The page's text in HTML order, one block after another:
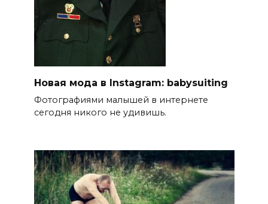
Новая мода в Instagram: babysuiting
Фотографиями малышей в интернете
сегодня никого не удивишь.